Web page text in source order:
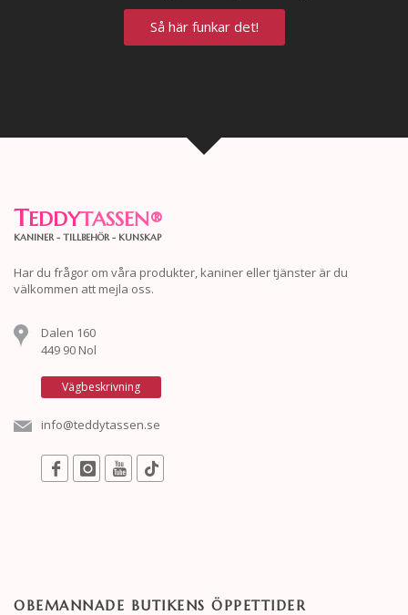
Så här funkar det!
TEDDYTASSEN®
KANINER - TILLBEHÖR - KUNSKAP
Har du frågor om våra produkter, kaniner eller tjänster är du
välkommen att mejla oss.
Dalen 160
449 90 Nol
Vägbeskrivning
info@teddytassen.se
OBEMANNADE BUTIKENS ÖPPETTIDER